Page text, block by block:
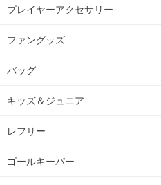
プレイヤーアクセサリー
ファングッズ
バッグ
キッズ＆ジュニア
レフリー
ゴールキーパー